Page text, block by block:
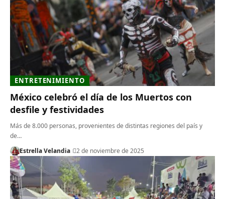
ENTRETENIMIENTO
México celebró el día de los Muertos con
desfile y festividades
Más de 8.000 personas, provenientes de distintas regiones del país y
de…
Estrella Velandia
2 de noviembre de 2025